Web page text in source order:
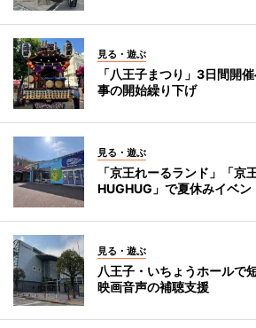
見る・遊ぶ
「八王子まつり」3日間開
事の開始繰り下げ
見る・遊ぶ
「京王れーるランド」「京
HUGHUG」で夏休みイベン
見る・遊ぶ
八王子・いちょうホール
映画音声の補聴支援